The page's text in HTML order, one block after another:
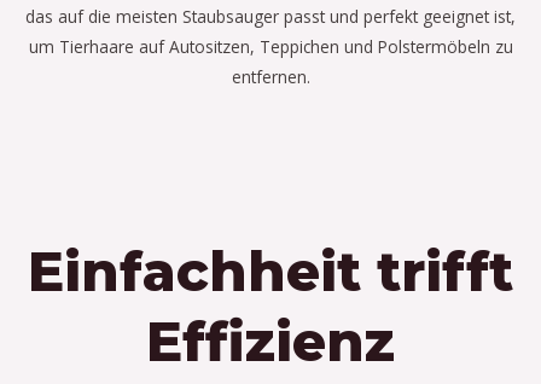
das auf die meisten Staubsauger passt und perfekt geeignet ist,
um Tierhaare auf Autositzen, Teppichen und Polstermöbeln zu
entfernen.
Einfachheit trifft
Effizienz